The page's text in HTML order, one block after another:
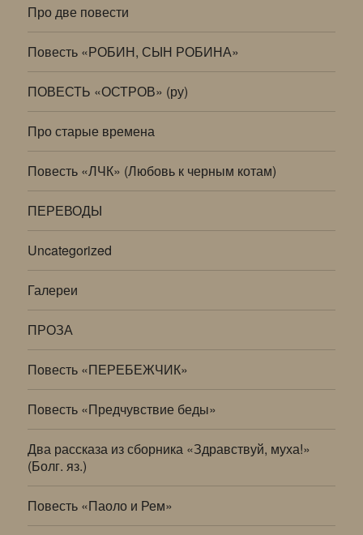
Про две повести
Повесть «РОБИН, СЫН РОБИНА»
ПОВЕСТЬ «ОСТРОВ» (ру)
Про старые времена
Повесть «ЛЧК» (Любовь к черным котам)
ПЕРЕВОДЫ
Uncategorized
Галереи
ПРОЗА
Повесть «ПЕРЕБЕЖЧИК»
Повесть «Предчувствие беды»
Два рассказа из сборника «Здравствуй, муха!»
(Болг. яз.)
Повесть «Паоло и Рем»